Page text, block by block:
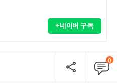
+네이버 구독
0